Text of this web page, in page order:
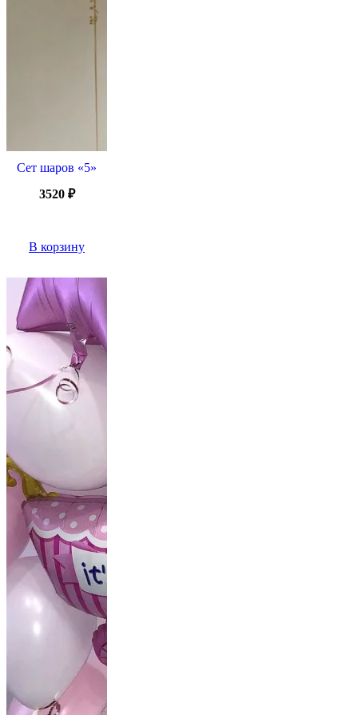
Сет шаров «5»
3520 ₽
В корзину